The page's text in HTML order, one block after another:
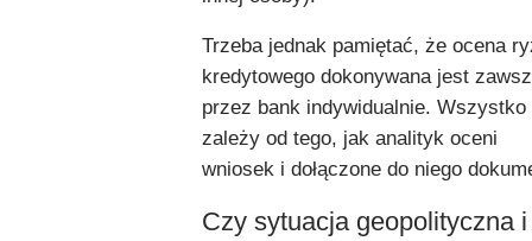
Trzeba jednak pamiętać, że ocena
kredytowego dokonywana jest
przez bank indywidualnie. Wszystko
zależy od tego, jak analityk oceni
wniosek i dołączone do niego
Czy sytuacja geopolityczna i